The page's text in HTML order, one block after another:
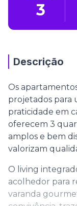
3
Descrição
Os
projetados para
praticidade em
oferecem 3
amplos e bem
valorizam
O living
acolhedor para
varanda